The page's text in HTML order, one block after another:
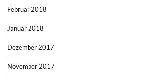
Februar 2018
Januar 2018
Dezember 2017
November 2017